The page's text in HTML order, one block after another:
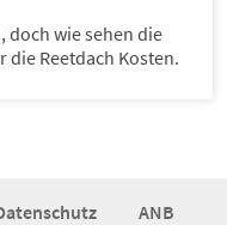
doch wie sehen die
die Reetdach Kosten.
ANB